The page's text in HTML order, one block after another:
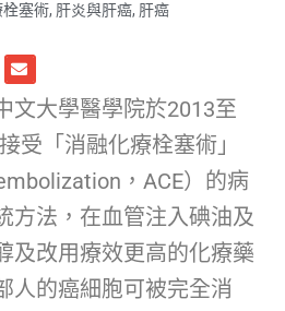
塞術, 肝炎與肝癌, 肝癌
文大學醫學院於2013至
受「消融化療栓塞術」
，ACE）的病
方法，在血管注入碘油及
及改用療效更高的化療藥
人的癌細胞可被完全消